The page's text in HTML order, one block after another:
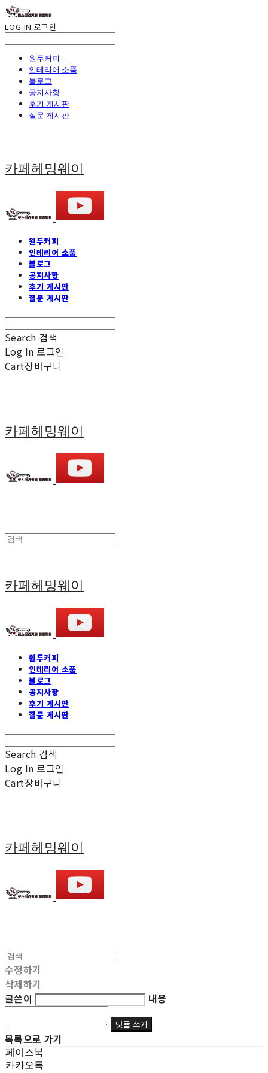
LOG IN 로그인
원두커피
인테리어 소품
블로그
공지사항
후기 게시판
질문 게시판
카페헤밍웨이
원두커피
인테리어 소품
블로그
공지사항
후기 게시판
질문 게시판
Search 검색
Log In 로그인
Cart장바구니
카페헤밍웨이
카페헤밍웨이
원두커피
인테리어 소품
블로그
공지사항
후기 게시판
질문 게시판
Search 검색
Log In 로그인
Cart장바구니
카페헤밍웨이
수정하기
삭제하기
글쓴이
내용
댓글 쓰기
목록으로 가기
페이스북
카카오톡